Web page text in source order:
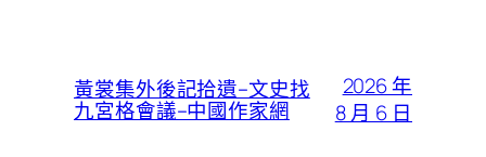
黃裳集外後記拾遺–文史找
九宮格會議–中國作家網
2026 年
8 月 6 日